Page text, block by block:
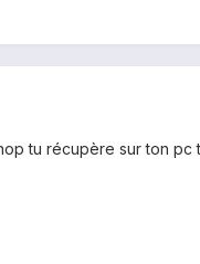
tu récupère sur ton